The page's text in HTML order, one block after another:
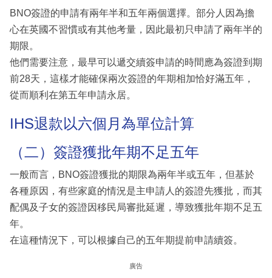
BNO簽證的申請有兩年半和五年兩個選擇。部分人因為擔
心在英國不習慣或有其他考量，因此最初只申請了兩年半的
期限。
他們需要注意，最早可以遞交續簽申請的時間應為簽證到期
前28天，這樣才能確保兩次簽證的年期相加恰好滿五年，
從而順利在第五年申請永居。
IHS退款以六個月為單位計算
（二）簽證獲批年期不足五年
一般而言，BNO簽證獲批的期限為兩年半或五年，但基於
各種原因，有些家庭的情況是主申請人的簽證先獲批，而其
配偶及子女的簽證因移民局審批延遲，導致獲批年期不足五
年。
在這種情況下，可以根據自己的五年期提前申請續簽。
廣告